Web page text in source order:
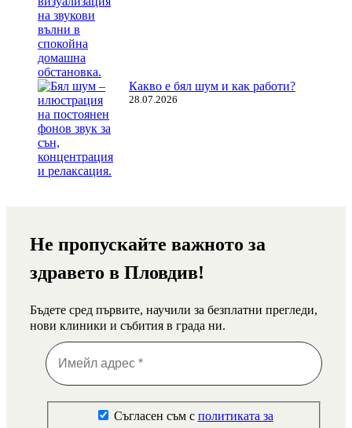
Какво е бял шум и как работи?
28.07.2026
Не пропускайте важното за
здравето в Пловдив!
Бъдете сред първите, научили за безплатни прегледи,
нови клиники и събития в града ни.
Съгласен съм с политиката за